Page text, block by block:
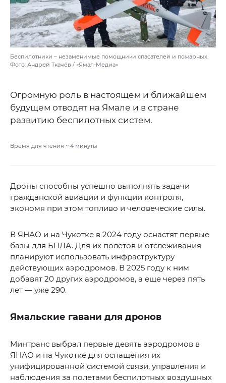
Беспилотники – незаменимые помощники спасателей и пожарных.
Фото: Андрей Ткачёв / «Ямал-Медиа»
Огромную роль в настоящем и ближайшем
будущем отводят на Ямале и в стране
развитию беспилотных систем.
Время для чтения ~ 4 минуты
Дроны способны успешно выполнять задачи
гражданской авиации и функции контроля,
экономя при этом топливо и человеческие силы.
В ЯНАО и на Чукотке в 2024 году оснастят первые
базы для БПЛА. Для их полетов и отслеживания
планируют использовать инфраструктуру
действующих аэродромов. В 2025 году к ним
добавят 20 других аэродромов, а еще через пять
лет — уже 290.
Ямальские гавани для дронов
Минтранс выбрал первые девять аэродромов в
ЯНАО и на Чукотке для оснащения их
унифицированной системой связи, управления и
наблюдения за полетами беспилотных воздушных